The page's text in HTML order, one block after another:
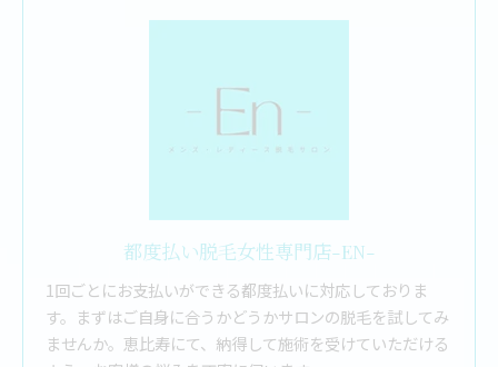
都度払い脱毛女性専門店-EN-
1回ごとにお支払いができる都度払いに対応しておりま
す。まずはご自身に合うかどうかサロンの脱毛を試してみ
ませんか。恵比寿にて、納得して施術を受けていただける